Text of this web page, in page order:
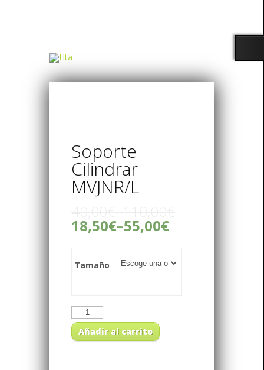
Soporte
Cilindrar
MVJNR/L
18,50€–55,00€
Tamaño
Añadir al carrito